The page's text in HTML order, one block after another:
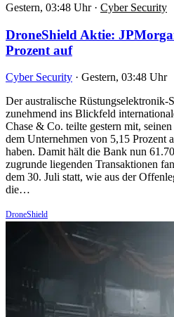
Gestern, 03:48 Uhr · Cyber Security
DroneShield Aktie:
Prozent auf
Cyber Security · Gestern, 03:48 Uhr
Der australische Rüstungselektronik-
zunehmend ins Blickfeld
Chase & Co. teilte gestern mit,
dem Unternehmen von 5,15 Prozent
haben. Damit hält die Bank nun
zugrunde liegenden Transaktionen
dem 30. Juli statt, wie aus der
die…
DroneShield